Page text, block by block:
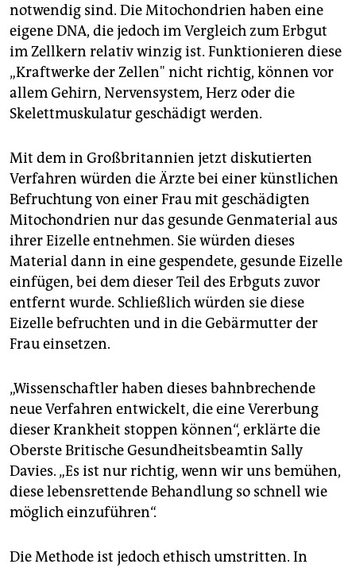
notwendig sind. Die Mitochondrien haben eine
eigene DNA, die jedoch im Vergleich zum Erbgut
im Zellkern relativ winzig ist. Funktionieren diese
„Kraftwerke der Zellen" nicht richtig, können vor
allem Gehirn, Nervensystem, Herz oder die
Skelettmuskulatur geschädigt werden.
Mit dem in Großbritannien jetzt diskutierten
Verfahren würden die Ärzte bei einer künstlichen
Befruchtung von einer Frau mit geschädigten
Mitochondrien nur das gesunde Genmaterial aus
ihrer Eizelle entnehmen. Sie würden dieses
Material dann in eine gespendete, gesunde Eizelle
einfügen, bei dem dieser Teil des Erbguts zuvor
entfernt wurde. Schließlich würden sie diese
Eizelle befruchten und in die Gebärmutter der
Frau einsetzen.
„Wissenschaftler haben dieses bahnbrechende
neue Verfahren entwickelt, die eine Vererbung
dieser Krankheit stoppen können“, erklärte die
Oberste Britische Gesundheitsbeamtin Sally
Davies. „Es ist nur richtig, wenn wir uns bemühen,
diese lebensrettende Behandlung so schnell wie
möglich einzuführen“.
Die Methode ist jedoch ethisch umstritten. In